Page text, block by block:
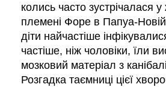
колись часто зустрічалася у
племені Форе в Папуа-Новій
діти найчастіше
частіше, ніж чоловіки, їли
мозковий матеріал з
Розгадка таємниці цієї